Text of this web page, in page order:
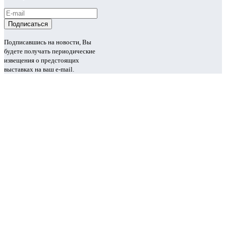
Подписавшись на новости, Вы
будете получать периодические
извещения о предстоящих
выставках на ваш e-mail.